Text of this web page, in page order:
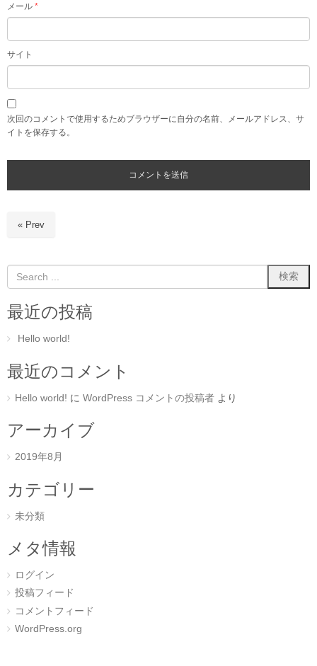
メール *
サイト
次回のコメントで使用するためブラウザーに自分の名前、メールアドレス、サ
イトを保存する。
« Prev
最近の投稿
Hello world!
最近のコメント
Hello world! に WordPress コメントの投稿者 より
アーカイブ
2019年8月
カテゴリー
未分類
メタ情報
ログイン
投稿フィード
コメントフィード
WordPress.org